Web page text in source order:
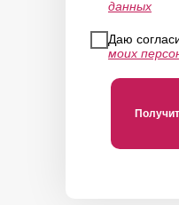
данных
Даю
моих